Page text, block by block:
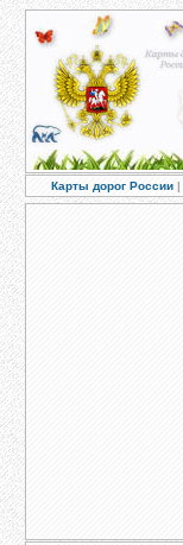
Карты дорог России |